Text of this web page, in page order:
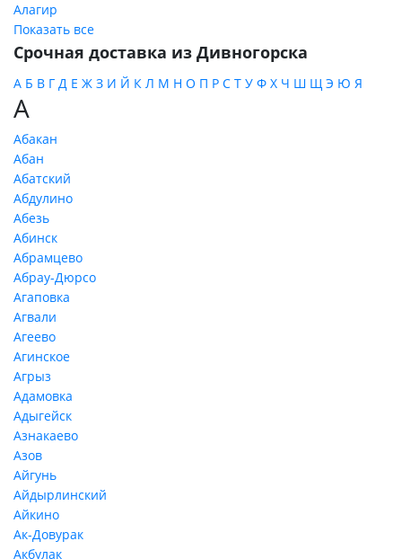
Алагир
Показать все
Срочная доставка из Дивногорска
А Б В Г Д Е Ж З И Й К Л М Н О П Р С Т У Ф Х Ч Ш Щ Э Ю Я
А
Абакан
Абан
Абатский
Абдулино
Абезь
Абинск
Абрамцево
Абрау-Дюрсо
Агаповка
Агвали
Агеево
Агинское
Агрыз
Адамовка
Адыгейск
Азнакаево
Азов
Айгунь
Айдырлинский
Айкино
Ак-Довурак
Акбулак